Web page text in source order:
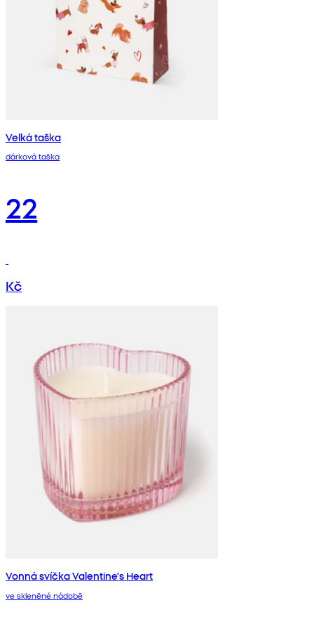
Velká taška
dárková taška
22
Kč
Vonná svíčka Valentine's Heart
ve skleněné nádobě